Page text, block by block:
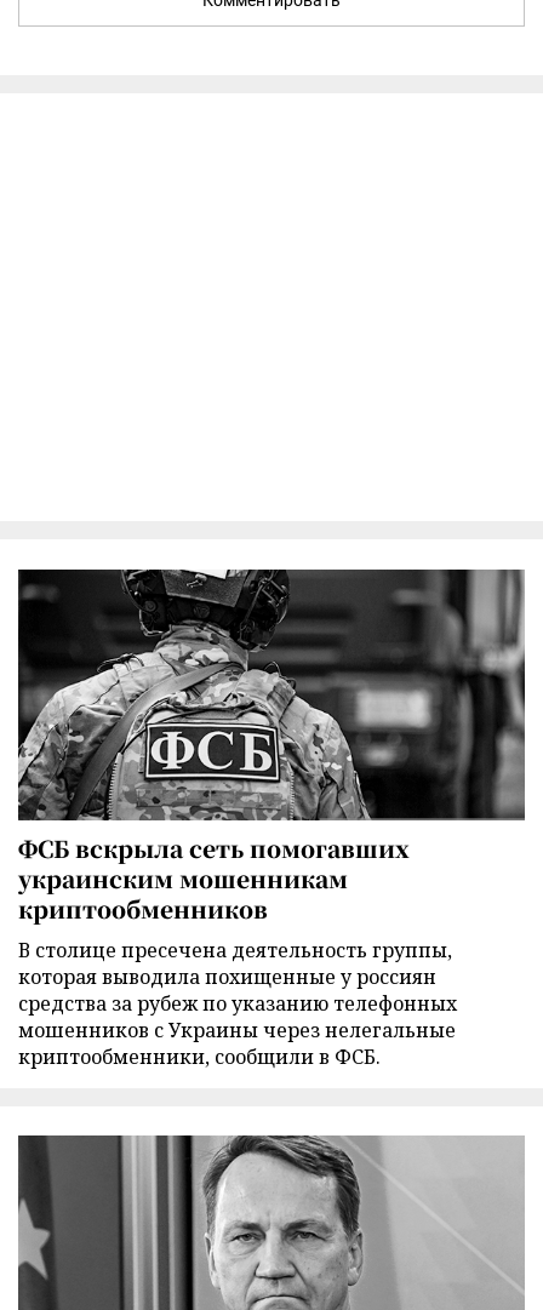
ФСБ вскрыла сеть помогавших
украинским мошенникам
криптообменников
В столице пресечена деятельность группы,
которая выводила похищенные у россиян
средства за рубеж по указанию телефонных
мошенников с Украины через нелегальные
криптообменники, сообщили в ФСБ.